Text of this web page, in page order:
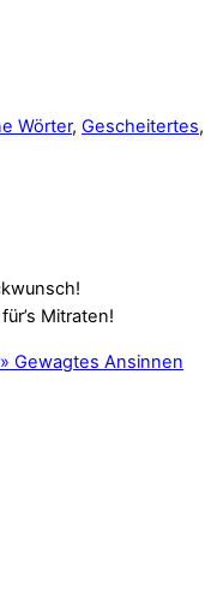
Wörter, Gescheitertes,
Mitraten!
» Gewagtes Ansinnen